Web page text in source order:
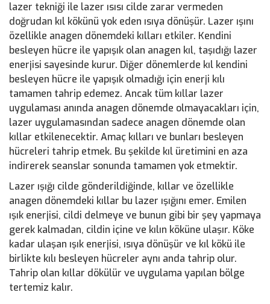
lazer tekniği ile lazer ısısı cilde zarar vermeden
doğrudan kıl kökünü yok eden ısıya dönüşür. Lazer ışını
özellikle anagen dönemdeki kılları etkiler. Kendini
besleyen hücre ile yapışık olan anagen kıl, taşıdığı lazer
enerjisi sayesinde kurur. Diğer dönemlerde kıl kendini
besleyen hücre ile yapışık olmadığı için enerji kılı
tamamen tahrip edemez. Ancak tüm kıllar lazer
uygulaması anında anagen dönemde olmayacakları için,
lazer uygulamasından sadece anagen dönemde olan
kıllar etkilenecektir. Amaç kılları ve bunları besleyen
hücreleri tahrip etmek. Bu şekilde kıl üretimini en aza
indirerek seanslar sonunda tamamen yok etmektir.
Lazer ışığı cilde gönderildiğinde, kıllar ve özellikle
anagen dönemdeki kıllar bu lazer ışığını emer. Emilen
ışık enerjisi, cildi delmeye ve bunun gibi bir şey yapmaya
gerek kalmadan, cildin içine ve kılın köküne ulaşır. Köke
kadar ulaşan ışık enerjisi, ısıya dönüşür ve kıl kökü ile
birlikte kılı besleyen hücreler aynı anda tahrip olur.
Tahrip olan kıllar dökülür ve uygulama yapılan bölge
tertemiz kalır.